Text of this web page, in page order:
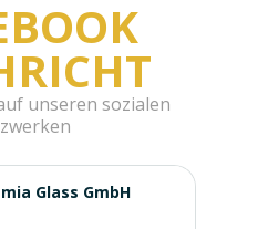
unseren sozialen
Glass GmbH